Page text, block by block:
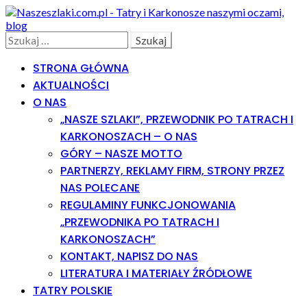
Skip
to
navigation
Skip
to
content
Search
Szukaj:
STRONA GŁÓWNA
AKTUALNOŚCI
O NAS
„NASZE SZLAKI”, PRZEWODNIK PO TATRACH I
KARKONOSZACH – O NAS
GÓRY – NASZE MOTTO
PARTNERZY, REKLAMY FIRM, STRONY PRZEZ
NAS POLECANE
REGULAMINY FUNKCJONOWANIA
„PRZEWODNIKA PO TATRACH I
KARKONOSZACH”
KONTAKT, NAPISZ DO NAS
LITERATURA I MATERIAŁY ŹRÓDŁOWE
TATRY POLSKIE